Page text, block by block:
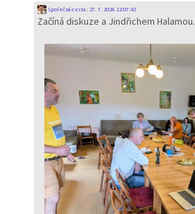
Společná cesta: 27. 7. 2026 12:07:42
Začíná diskuze a Jindřichem Halamou.